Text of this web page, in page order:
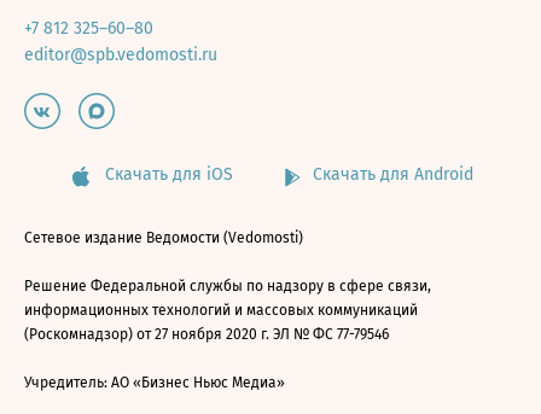
+7 812 325–60–80
editor@spb.vedomosti.ru
Скачать для iOS Скачать для Android
Сетевое издание Ведомости (Vedomosti)
Решение Федеральной службы по надзору в сфере связи,
информационных технологий и массовых коммуникаций
(Роскомнадзор) от 27 ноября 2020 г. ЭЛ № ФС 77-79546
Учредитель: АО «Бизнес Ньюс Медиа»